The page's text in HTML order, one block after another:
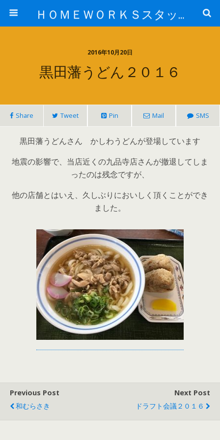
ＨＯＭＥＷＯＲＫＳスタッフ日記ブログ
2016年10月20日
黒田藩うどん２０１６
Share Tweet Pin Mail SMS
黒田藩うどんさん かしわうどんが登場しています
地震の影響で、当店近くの九品寺店さんが撤退してしま
ったのは残念ですが、
他の店舗とはいえ、久しぶりにおいしく頂くことができ
ました。
Previous Post
和むらさき
Next Post
ドラフト会議２０１６